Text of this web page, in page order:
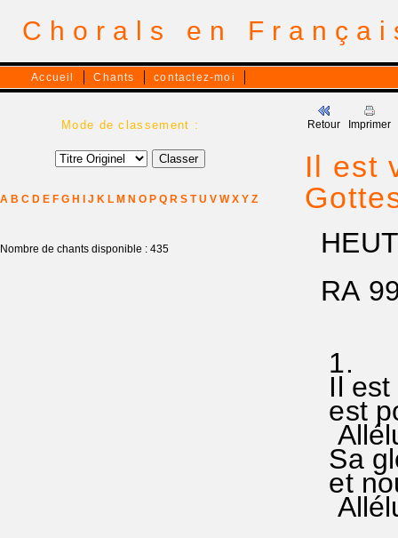
Chorals en
Accueil Chants contactez-moi
Mode de classement :
A B C D E F G H J K L M N O P Q R S T U V W X Y Z
Nombre de chants disponible : 435
Retour Imprimer
Il est
RA
1.
Il est
est
Sa
et